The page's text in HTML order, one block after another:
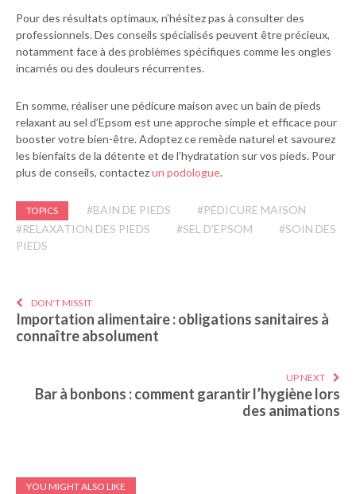
Pour des résultats optimaux, n’hésitez pas à consulter des
professionnels. Des conseils spécialisés peuvent être précieux,
notamment face à des problèmes spécifiques comme les ongles
incarnés ou des douleurs récurrentes.
En somme, réaliser une pédicure maison avec un bain de pieds
relaxant au sel d’Epsom est une approche simple et efficace pour
booster votre bien-être. Adoptez ce remède naturel et savourez
les bienfaits de la détente et de l’hydratation sur vos pieds. Pour
plus de conseils, contactezun podologue.
TOPICS #BAIN DE PIEDS
#PÉDICURE MAISON
#RELAXATION DES PIEDS
#SEL D'EPSOM
#SOIN DES
PIEDS
DON'T MISS IT
Importation alimentaire : obligations sanitaires à
connaître absolument
UP NEXT
Bar à bonbons : comment garantir l’hygiène lors
des animations
YOU MIGHT ALSO LIKE